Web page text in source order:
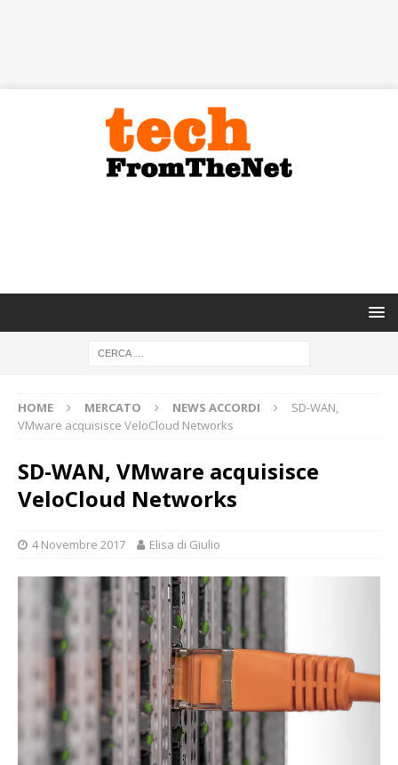
HOME MERCATO NEWS ACCORDI
SD-WAN,
VMware acquisisce VeloCloud Networks
SD-WAN, VMware acquisisce
VeloCloud Networks
4 Novembre 2017 Elisa di Giulio